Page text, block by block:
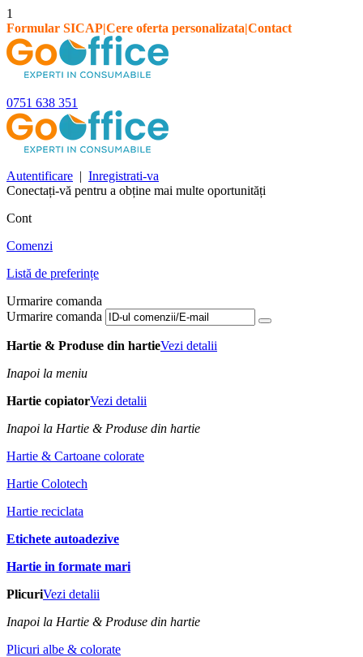
1
Formular SICAP|Cere oferta personalizata|Contact
0751 638 351
Autentificare | Inregistrati-va
Conectați-vă pentru a obține mai multe oportunități
Cont
Comenzi
Listă de preferințe
Urmarire comanda
Urmarire comanda
Hartie & Produse din hartieVezi detalii
Inapoi la meniu
Hartie copiatorVezi detalii
Inapoi la Hartie & Produse din hartie
Hartie & Cartoane colorate
Hartie Colotech
Hartie reciclata
Etichete autoadezive
Hartie in formate mari
PlicuriVezi detalii
Inapoi la Hartie & Produse din hartie
Plicuri albe & colorate